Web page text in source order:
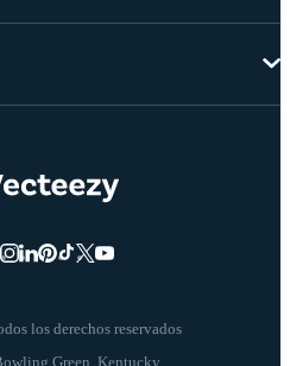
los derechos reservados